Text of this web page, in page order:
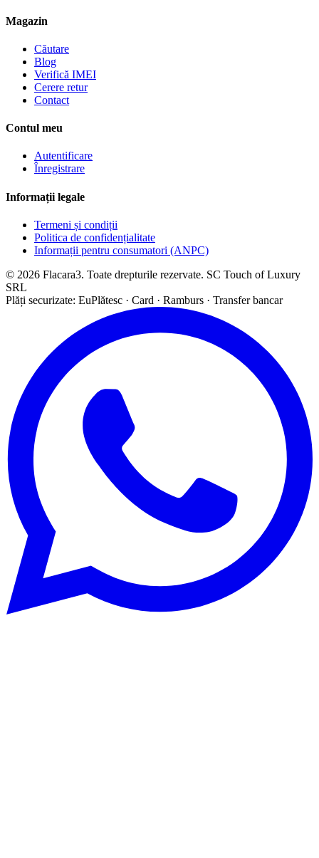
Magazin
Căutare
Blog
Verifică IMEI
Cerere retur
Contact
Contul meu
Autentificare
Înregistrare
Informații legale
Termeni și condiții
Politica de confidențialitate
Informații pentru consumatori (ANPC)
© 2026 Flacara3. Toate drepturile rezervate. SC Touch of Luxury
SRL
Plăți securizate: EuPlătesc · Card · Ramburs · Transfer bancar